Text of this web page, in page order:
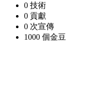
0 技術
0 貢獻
0 次宣傳
1000 個金豆